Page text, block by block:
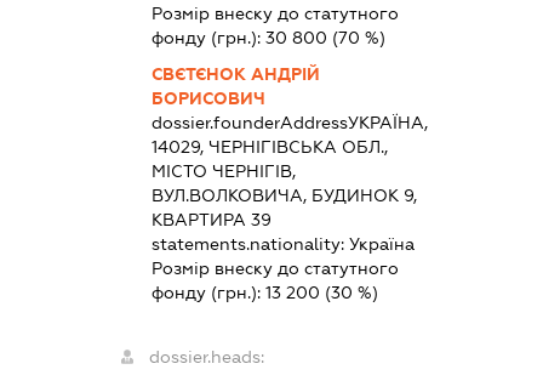
Розмір внеску до статутного
фонду (грн.):30 800 (70 %)
СВЄТЄНОК АНДРІЙ
БОРИСОВИЧ
dossier.founderAddressУКРАЇНА,
14029, ЧЕРНІГІВСЬКА ОБЛ.,
МІСТО ЧЕРНІГІВ,
ВУЛ.ВОЛКОВИЧА, БУДИНОК 9,
КВАРТИРА 39
statements.nationality:Україна
Розмір внеску до статутного
фонду (грн.):13 200 (30 %)
dossier.heads: